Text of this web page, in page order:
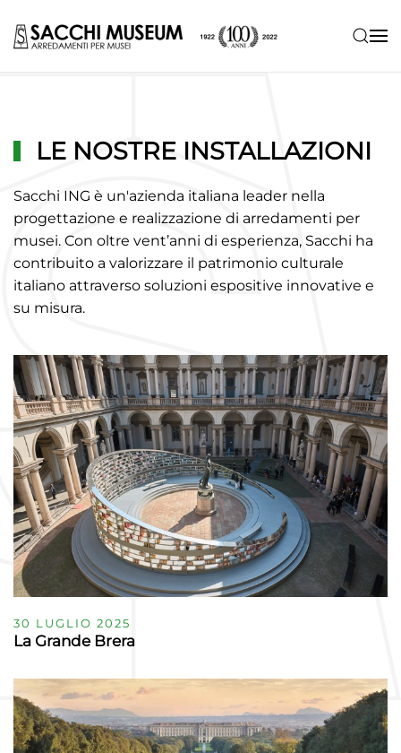
Skip to main content
LE NOSTRE INSTALLAZIONI
Sacchi ING è un'azienda italiana leader nella
progettazione e realizzazione di arredamenti per
musei. Con oltre vent’anni di esperienza, Sacchi ha
contribuito a valorizzare il patrimonio culturale
italiano attraverso soluzioni espositive innovative e
su misura.
30 LUGLIO 2025
La Grande Brera